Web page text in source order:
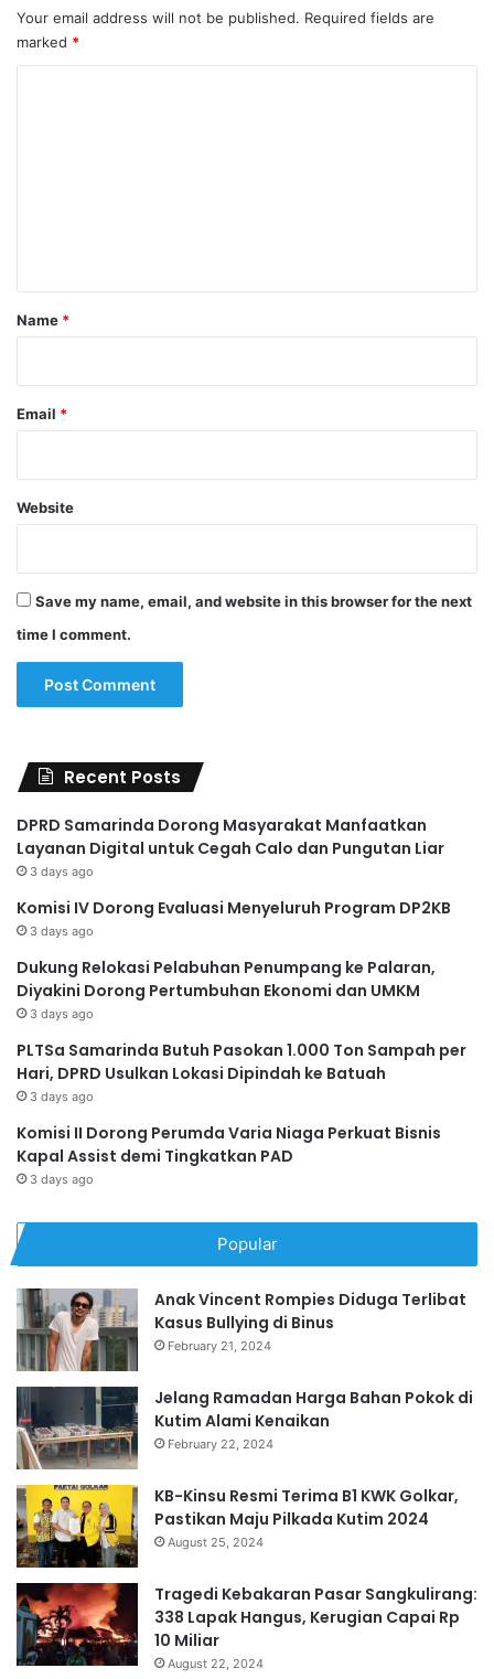
Your email address will not be published. Required fields are
marked *
*
Name *
Email *
Website
Save my name, email, and website in this browser for the next
time I comment.
Recent Posts
DPRD Samarinda Dorong Masyarakat Manfaatkan
Layanan Digital untuk Cegah Calo dan Pungutan Liar
3 days ago
Komisi IV Dorong Evaluasi Menyeluruh Program DP2KB
3 days ago
Dukung Relokasi Pelabuhan Penumpang ke Palaran,
Diyakini Dorong Pertumbuhan Ekonomi dan UMKM
3 days ago
PLTSa Samarinda Butuh Pasokan 1.000 Ton Sampah per
Hari, DPRD Usulkan Lokasi Dipindah ke Batuah
3 days ago
Komisi II Dorong Perumda Varia Niaga Perkuat Bisnis
Kapal Assist demi Tingkatkan PAD
3 days ago
Popular
Anak Vincent Rompies Diduga Terlibat
Kasus Bullying di Binus
February 21, 2024
Jelang Ramadan Harga Bahan Pokok di
Kutim Alami Kenaikan
February 22, 2024
KB-Kinsu Resmi Terima B1 KWK Golkar,
Pastikan Maju Pilkada Kutim 2024
August 25, 2024
Tragedi Kebakaran Pasar Sangkulirang:
338 Lapak Hangus, Kerugian Capai Rp
10 Miliar
August 22, 2024